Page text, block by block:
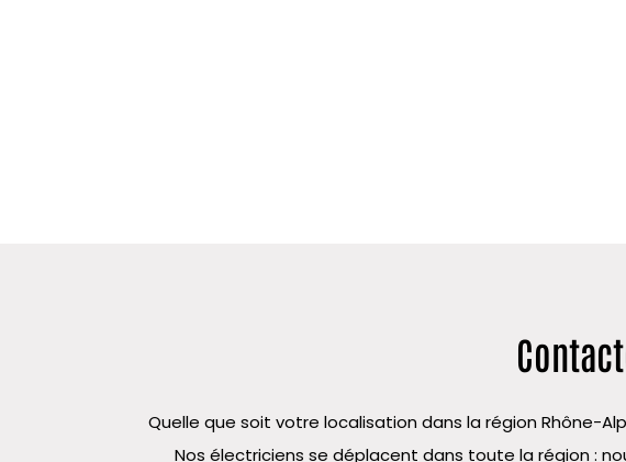
Quelle que soit votre localisation dans la région Rhône-
Nos électriciens se déplacent dans toute la région :